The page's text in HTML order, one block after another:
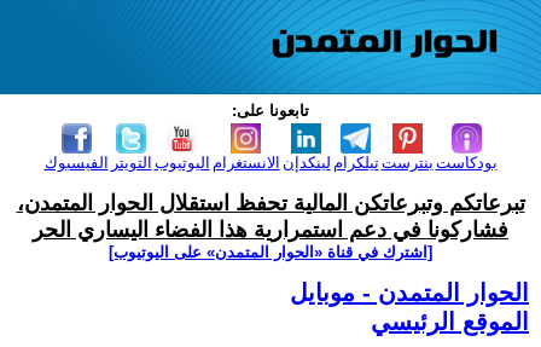
تابعونا على:
الفيسبوك التويتر اليوتيوب الانستغرام لينكدإن تيلكرامبنترست بودكاست
تبرعاتكم وتبرعاتكن المالية تحفظ استقلال الحوار المتمدن،
فشاركونا في دعم استمرارية هذا الفضاء اليساري الحر
[اشترك في قناة ‫«الحوار المتمدن» على اليوتيوب]
الحوار المتمدن - موبايل
الموقع الرئيسي